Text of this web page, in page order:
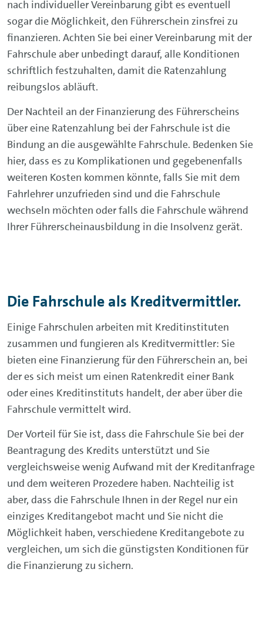
nach individueller Vereinbarung gibt es eventuell
sogar die Möglichkeit, den Führerschein zinsfrei zu
finanzieren. Achten Sie bei einer Vereinbarung mit der
Fahrschule aber unbedingt darauf, alle Konditionen
schriftlich festzuhalten, damit die Ratenzahlung
reibungslos abläuft.
Der Nachteil an der Finanzierung des Führerscheins
über eine Ratenzahlung bei der Fahrschule ist die
Bindung an die ausgewählte Fahrschule. Bedenken Sie
hier, dass es zu Komplikationen und gegebenenfalls
weiteren Kosten kommen könnte, falls Sie mit dem
Fahrlehrer unzufrieden sind und die Fahrschule
wechseln möchten oder falls die Fahrschule während
Ihrer Führerscheinausbildung in die Insolvenz gerät.
Die Fahrschule als Kreditvermittler.
Einige Fahrschulen arbeiten mit Kreditinstituten
zusammen und fungieren als Kreditvermittler: Sie
bieten eine Finanzierung für den Führerschein an, bei
der es sich meist um einen Ratenkredit einer Bank
oder eines Kreditinstituts handelt, der aber über die
Fahrschule vermittelt wird.
Der Vorteil für Sie ist, dass die Fahrschule Sie bei der
Beantragung des Kredits unterstützt und Sie
vergleichsweise wenig Aufwand mit der Kreditanfrage
und dem weiteren Prozedere haben. Nachteilig ist
aber, dass die Fahrschule Ihnen in der Regel nur ein
einziges Kreditangebot macht und Sie nicht die
Möglichkeit haben, verschiedene Kreditangebote zu
vergleichen, um sich die günstigsten Konditionen für
die Finanzierung zu sichern.